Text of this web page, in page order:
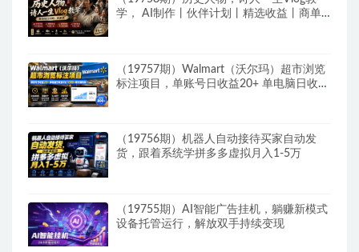
学， AI制作丨伙伴计划丨精选收益丨商单
（19757期）Walmart（沃尔玛）超市浏览
标注项目，单账号日收益20+ 单电脑日收益
（19756期）机器人自动接待买家自动发
货，跟着系统学拼多多虚拟月入1-5万
（19755期）AI智能广告挂机，躺赚新模式
设备托管运行，解放双手持续变现